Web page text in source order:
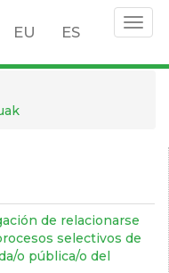
EU ES
de relacionarse
selectivos de
o pública/o del